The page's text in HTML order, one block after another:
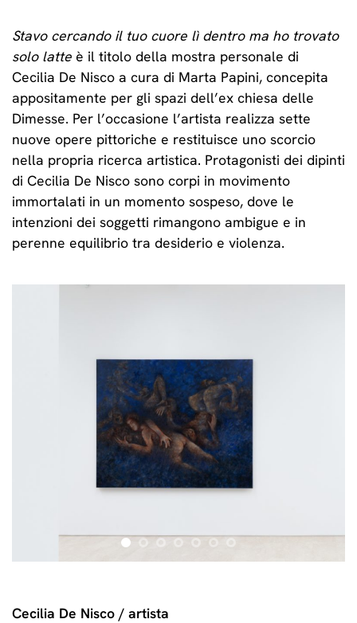
Stavo cercando il tuo cuore lì dentro ma ho trovato
solo latte è il titolo della mostra personale di
Cecilia De Nisco a cura di Marta Papini, concepita
appositamente per gli spazi dell’ex chiesa delle
Dimesse. Per l’occasione l’artista realizza sette
nuove opere pittoriche e restituisce uno scorcio
nella propria ricerca artistica. Protagonisti dei dipinti
di Cecilia De Nisco sono corpi in movimento
immortalati in un momento sospeso, dove le
intenzioni dei soggetti rimangono ambigue e in
perenne equilibrio tra desiderio e violenza.
Cecilia De Nisco / artista